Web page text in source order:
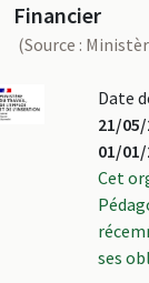
Financier
(Source :
Date
21/
01/01/
Cet
ses